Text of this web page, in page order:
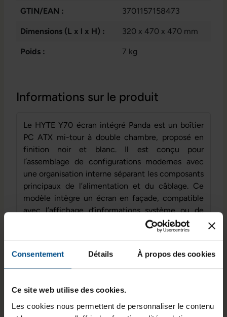
Consentement Détails À propos des cookies
Ce site web utilise des cookies.
Les cookies nous permettent de personnaliser le contenu
Informations sur le produit
Le HYTE Y70 écran intégré Panda est un boîtier
PC ATX mi-tour à double chambre, proposé en
finition noir et blanc. Il est conçu pour
l’assemblage de configurations modernes avec
une organisation interne séparant les composants
principaux de l’alimentation et du câblage. Ce
modèle intègre un écran en façade, compatible
avec l’affichage d’informations système ou de
contenus personnalisés. Son châssis spacieux
permet l’installation de cartes mères jusqu’au
format EATX, de cartes graphiques grand format
et de solutions de refroidissement avancées par
air ou par liquide.
GTIN/EAN : 3701157158473
Dimensions (L x l x H) : 320 x 470 x 470 mm
Poids : 7 kg